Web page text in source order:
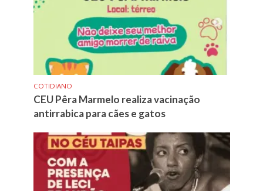
COTIDIANO
CEU Pêra Marmelo realiza vacinação
antirrabica para cães e gatos